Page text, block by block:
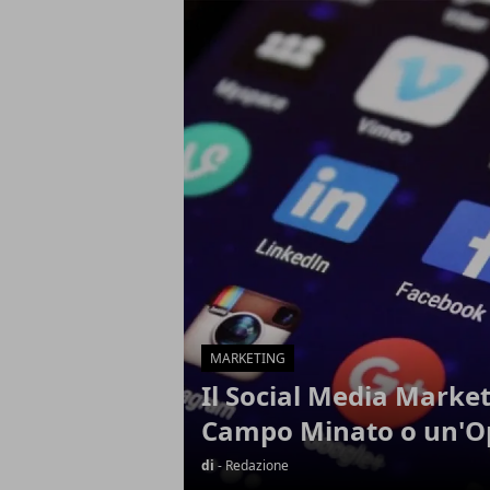
Articoli in Evidenza
MARKETING
Il Social Media
Campo Minato o
di - Redazione